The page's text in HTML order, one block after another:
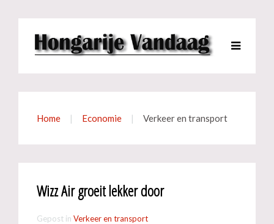
Home Economie Verkeer en transport
Wizz Air groeit lekker door
Gepost in Verkeer en transport